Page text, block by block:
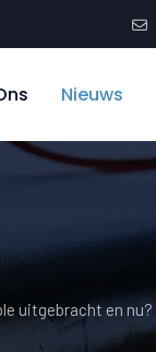
Nieuws
uitgebracht en nu?